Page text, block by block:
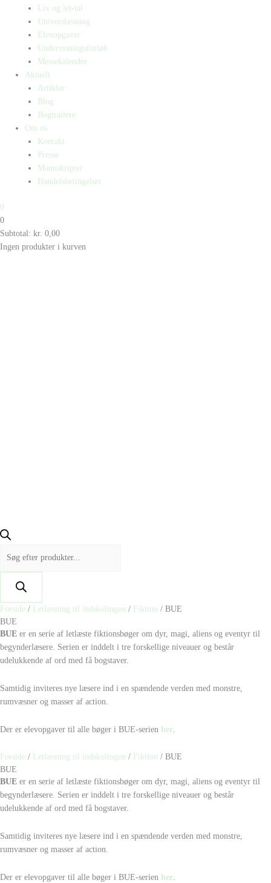
Lix og let-tal
Universlæsning
Elevopgaver
Undervisningsforløb
Messekalender
Aktuelt
Artikler
Blog
Bogtrailere
Om os
Kontakt
Presse
Manuskripter
Handelsbetingelser
0
0
Subtotal: kr. 0,00
Ingen produkter i kurven
Forside / Letlæsning til indskolingen / Fiktion / BUE
BUE
BUE er en serie af letlæste fiktionsbøger om dyr, magi, aliens og eventyr til
begynderlæsere. Serien er inddelt i tre forskellige niveauer og består
udelukkende af ord med få bogstaver.
Samtidig inviteres nye læsere ind i en spændende verden med monstre,
rumvæsner og masser af action.
Der er elevopgaver til alle bøger i BUE-serien her
Forside / Letlæsning til indskolingen / Fiktion / BUE
BUE
BUE er en serie af letlæste fiktionsbøger om dyr, magi, aliens og eventyr til
begynderlæsere. Serien er inddelt i tre forskellige niveauer og består
udelukkende af ord med få bogstaver.
Samtidig inviteres nye læsere ind i en spændende verden med monstre,
rumvæsner og masser af action.
Der er elevopgaver til alle bøger i BUE-serien her.